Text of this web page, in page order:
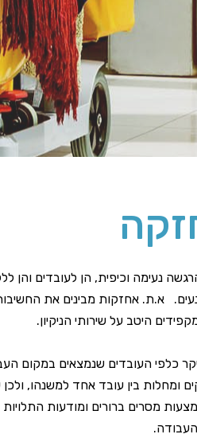
נעימה וכיפית, הן לעובדים והן
א.ת. אחזקות מבינים את
היטב על שירותי הניקיון.
כלפי העובדים שנמצאים במקום
ומחלות בין עובד אחד למשנהו,
מסרים ברורים ומודעות
העבודה.